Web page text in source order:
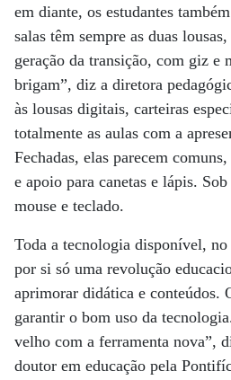
em diante, os estudantes
salas têm sempre as duas
geração da transição, com giz e
brigam”, diz a diretora
às lousas digitais, carteiras
totalmente as aulas com a
Fechadas, elas parecem
e apoio para canetas e lápis.
mouse e teclado.
Toda a tecnologia disponível, no
por si só uma revolução
aprimorar didática e conteúdos.
garantir o bom uso da
velho com a ferramenta nova”,
doutor em educação pela